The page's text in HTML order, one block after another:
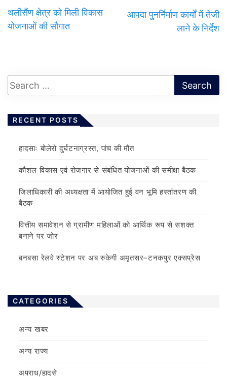
थलीसैंण क्षेत्र को मिली विकास
योजनाओं की सौगात
आपदा पुनर्निर्माण कार्यों में तेजी
लाने के निर्देश
RECENT POSTS
हादसाः बोलेरो दुर्घटनाग्रस्त, पांच की मौत
कौशल विकास एवं रोजगार से संबंधित योजनाओं की समीक्षा बैठक
जिलाधिकारी की अध्यक्षता में आयोजित हुई वन भूमि हस्तांतरण की
बैठक
वित्तीय समावेशन से ग्रामीण महिलाओं को आर्थिक रूप से सशक्त
बनाने पर जोर
बनबसा रेलवे स्टेशन पर अब रुकेगी अमृतसर–टनकपुर एक्सप्रेस
CATEGORIES
अन्य खबर
अन्य राज्य
अपराध/हादसे